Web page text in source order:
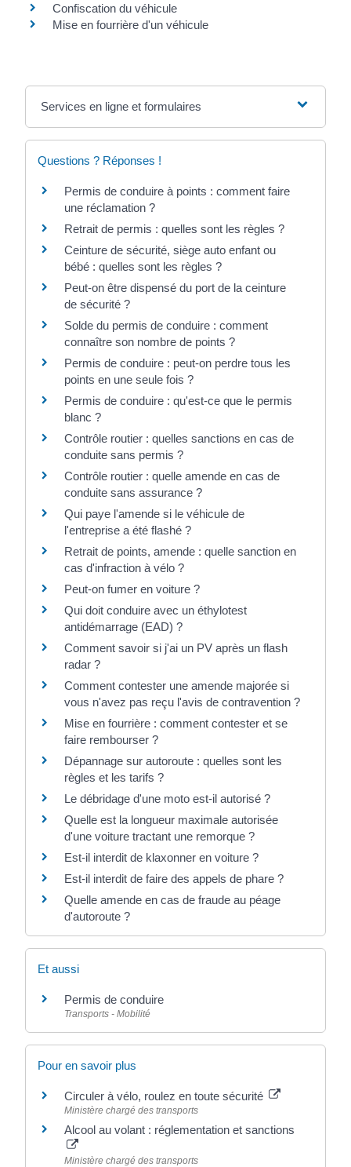
Confiscation du véhicule
Mise en fourrière d'un véhicule
Services en ligne et formulaires
Questions ? Réponses !
Permis de conduire à points : comment faire
une réclamation ?
Retrait de permis : quelles sont les règles ?
Ceinture de sécurité, siège auto enfant ou
bébé : quelles sont les règles ?
Peut-on être dispensé du port de la ceinture
de sécurité ?
Solde du permis de conduire : comment
connaître son nombre de points ?
Permis de conduire : peut-on perdre tous les
points en une seule fois ?
Permis de conduire : qu'est-ce que le permis
blanc ?
Contrôle routier : quelles sanctions en cas de
conduite sans permis ?
Contrôle routier : quelle amende en cas de
conduite sans assurance ?
Qui paye l'amende si le véhicule de
l'entreprise a été flashé ?
Retrait de points, amende : quelle sanction en
cas d'infraction à vélo ?
Peut-on fumer en voiture ?
Qui doit conduire avec un éthylotest
antidémarrage (EAD) ?
Comment savoir si j'ai un PV après un flash
radar ?
Comment contester une amende majorée si
vous n'avez pas reçu l'avis de contravention ?
Mise en fourrière : comment contester et se
faire rembourser ?
Dépannage sur autoroute : quelles sont les
règles et les tarifs ?
Le débridage d'une moto est-il autorisé ?
Quelle est la longueur maximale autorisée
d'une voiture tractant une remorque ?
Est-il interdit de klaxonner en voiture ?
Est-il interdit de faire des appels de phare ?
Quelle amende en cas de fraude au péage
d'autoroute ?
Et aussi
Permis de conduire
Transports - Mobilité
Pour en savoir plus
Circuler à vélo, roulez en toute sécurité
Ministère chargé des transports
Alcool au volant : réglementation et sanctions
Ministère chargé des transports